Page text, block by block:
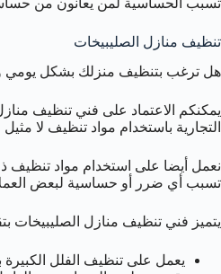
تنظيف منازل الصليبيخات
هل ترغب بتنظيف منزلك بشكل يومي و
يمكنكم الاعتماد على فني تنظيف
التجارية باستخدام مواد تنظيف لا
نعمل أيضا على استخدام مواد تنظيف
تسبب أي ضرر أو حساسية لبعض
يتميز فني تنظيف منازل الصليبيخات
يعمل على تنظيف الفلل